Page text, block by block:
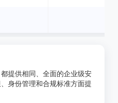
提供相同、全面的企业级安
身份管理和合规标准方面提